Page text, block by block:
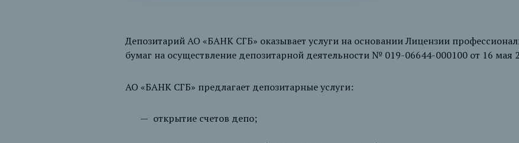
Депозитарий АО «БАНК СГБ» оказывает услуги на основании Лицензии
бумаг на осуществление депозитарной деятельности № 019-06644-000100 от 16
АО «БАНК СГБ» предлагает депозитарные услуги:
открытие счетов депо;